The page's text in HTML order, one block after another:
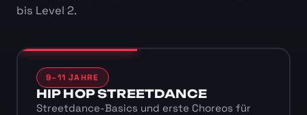
bis Level 2.
9–11 JAHRE
HIP HOP STREETDANCE
Streetdance-Basics und erste Choreos für